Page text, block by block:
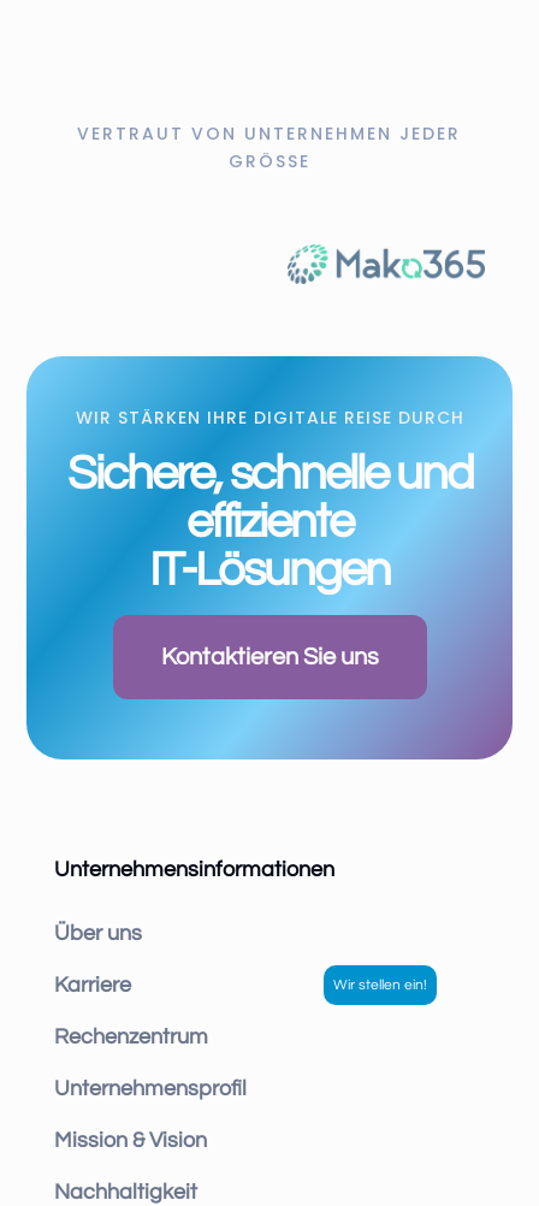
VERTRAUT VON UNTERNEHMEN JEDER
GRÖSSE
WIR STÄRKEN IHRE DIGITALE REISE DURCH
Sichere, schnelle und
effiziente
IT-Lösungen
Kontaktieren Sie uns
Unternehmensinformationen
Über uns
Karriere
Rechenzentrum
Unternehmensprofil
Mission & Vision
Nachhaltigkeit